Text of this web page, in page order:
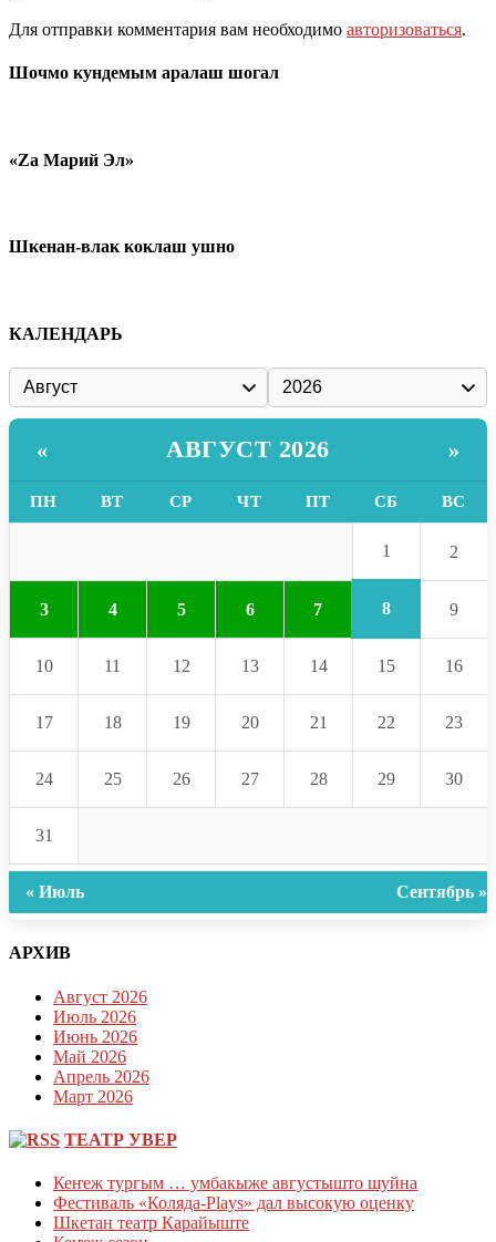
Для отправки комментария вам необходимо авторизоваться.
Шочмо кундемым аралаш шогал
«Zа Марий Эл»
Шкенан-влак коклаш ушно
КАЛЕНДАРЬ
« АВГУСТ 2026 »
ПН ВТ СР ЧТ ПТ СБ ВС
1 2
3 4 5 6 7 8 9
10 11 12 13 14 15 16
17 18 19 20 21 22 23
24 25 26 27 28 29 30
31
« Июль Сентябрь »
АРХИВ
Август 2026
Июль 2026
Июнь 2026
Май 2026
Апрель 2026
Март 2026
ТЕАТР УВЕР
Кеҥеж тургым … умбакыже августышто шуйна
Фестиваль «Коляда-Plays» дал высокую оценку
Шкетан театр Карайыште